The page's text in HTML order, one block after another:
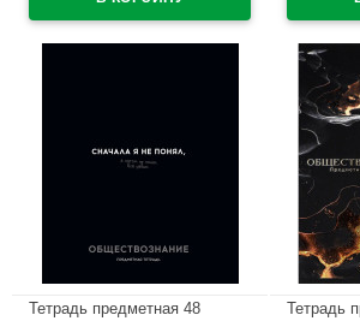
Тетрадь предметная 48 Тетрадь